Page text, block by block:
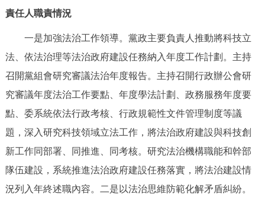
責任人職責情況
一是加強法治工作領導。黨政主要負責人推動將科技立
法、依法治理等法治政府建設任務納入年度工作計劃。主持
召開黨組會研究審議法治年度報告。主持召開行政辦公會研
究審議年度法治工作要點、年度學法計劃、政務服務年度要
點、委系統依法行政考核、行政規範性文件管理制度等議
題，深入研究科技領域立法工作，將法治政府建設與科技創
新工作同部署、同推進、同考核。研究法治機構職能和幹部
隊伍建設，系統推進法治政府建設任務落實，將法治建設情
況列入年終述職內容。二是以法治思維防範化解矛盾糾紛。